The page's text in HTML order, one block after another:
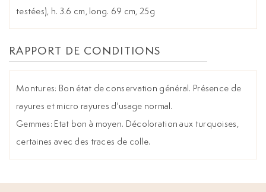
testées), h. 3.6 cm, long. 69 cm, 25g
RAPPORT DE CONDITIONS
Montures: Bon état de conservation général. Présence de
rayures et micro rayures d'usage normal.
Gemmes: Etat bon à moyen. Décoloration aux turquoises,
certaines avec des traces de colle.